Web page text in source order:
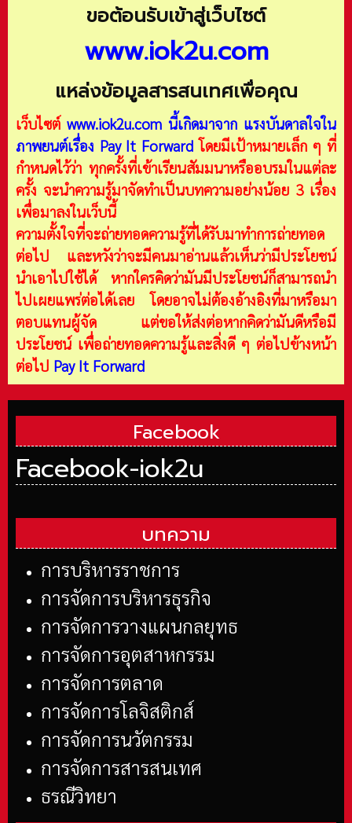
ขอต้อนรับเข้าสู่เว็บไซต์
www.iok2u.com
แหล่งข้อมูลสารสนเทศเพื่อคุณ
เว็บไซต์ www.iok2u.com นี้เกิดมาจาก แรงบันดาลใจใน
ภาพยนต์เรื่อง Pay It Forward โดยมีเป้าหมายเล็ก ๆ ที่
กำหนดไว้ว่า ทุกครั้งที่เข้าเรียนสัมมนาหรืออบรมในแต่ละ
ครั้ง จะนำความรู้มาจัดทำเป็นบทความอย่างน้อย 3 เรื่อง
เพื่อมาลงในเว็บนี้
ความตั้งใจที่จะถ่ายทอดความรู้ที่ได้รับมาทำการถ่ายทอด
ต่อไป และหวังว่าจะมีคนมาอ่านแล้วเห็นว่ามีประโยชน์
นำเอาไปใช้ได้ หากใครคิดว่ามันมีประโยชน์ก็สามารถนำ
ไปเผยแพร่ต่อได้เลย โดยอาจไม่ต้องอ้างอิงที่มาหรือมา
ตอบแทนผู้จัด แต่ขอให้ส่งต่อหากคิดว่ามันดีหรือมี
ประโยชน์ เพื่อถ่ายทอดความรู้และสิ่งดี ๆ ต่อไปข้างหน้า
ต่อไป Pay It Forward
Facebook
Facebook-iok2u
บทความ
การบริหารราชการ
การจัดการบริหารธุรกิจ
การจัดการวางแผนกลยุทธ
การจัดการอุตสาหกรรม
การจัดการตลาด
การจัดการโลจิสติกส์
การจัดการนวัตกรรม
การจัดการสารสนเทศ
ธรณีวิทยา